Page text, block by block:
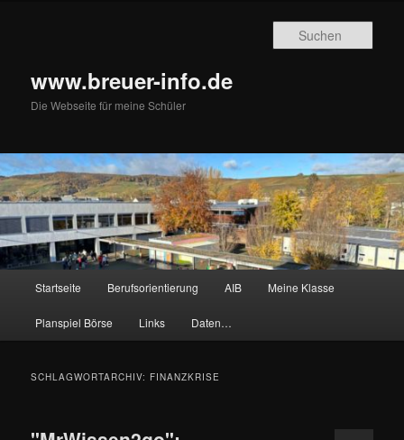
www.breuer-info.de
Die Webseite für meine Schüler
Startseite Berufsorientierung AIB Meine Klasse
Planspiel Börse Links Daten…
SCHLAGWORTARCHIV: FINANZKRISE